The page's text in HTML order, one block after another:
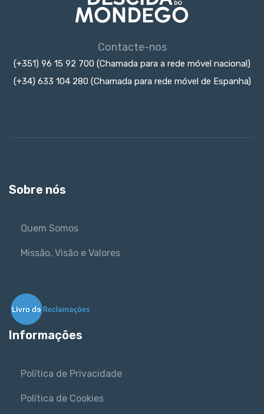
Contacte-nos
(+351) 96 15 92 700 (Chamada para a rede móvel nacional)
(+34) 633 104 280 (Chamada para rede móvel de Espanha)
Sobre nós
Quem Somos
Missão, Visão e Valores
Informações
Política de Privacidade
Política de Cookies